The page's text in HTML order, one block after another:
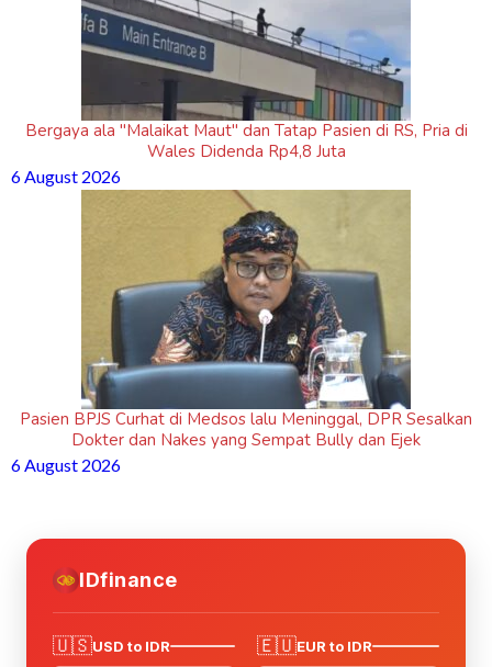
Bergaya ala "Malaikat Maut" dan Tatap Pasien di RS, Pria di
Wales Didenda Rp4,8 Juta
6 August 2026
Pasien BPJS Curhat di Medsos lalu Meninggal, DPR Sesalkan
Dokter dan Nakes yang Sempat Bully dan Ejek
6 August 2026
IDfinance
🇺🇸USD to IDR 🇪🇺EUR to IDR